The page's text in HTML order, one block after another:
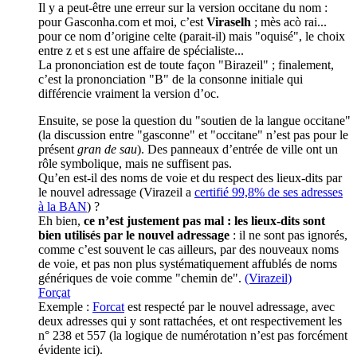
Il y a peut-être une erreur sur la version occitane du nom :
pour Gasconha.com et moi, c’est Viraselh ; mès acò rai...
pour ce nom d’origine celte (parait-il) mais "oquisé", le choix
entre z et s est une affaire de spécialiste...
La prononciation est de toute façon "Birazeil" ; finalement,
c’est la prononciation "B" de la consonne initiale qui
différencie vraiment la version d’oc.
Ensuite, se pose la question du "soutien de la langue occitane"
(la discussion entre "gasconne" et "occitane" n’est pas pour le
présent gran de sau). Des panneaux d’entrée de ville ont un
rôle symbolique, mais ne suffisent pas.
Qu’en est-il des noms de voie et du respect des lieux-dits par
le nouvel adressage (Virazeil a certifié 99,8% de ses adresses
à la BAN) ?
Eh bien, ce n’est justement pas mal : les lieux-dits sont
bien utilisés par le nouvel adressage : il ne sont pas ignorés,
comme c’est souvent le cas ailleurs, par des nouveaux noms
de voie, et pas non plus systématiquement affublés de noms
génériques de voie comme "chemin de". (Virazeil)
Forçat
Exemple : Forcat est respecté par le nouvel adressage, avec
deux adresses qui y sont rattachées, et ont respectivement les
n° 238 et 557 (la logique de numérotation n’est pas forcément
évidente ici).